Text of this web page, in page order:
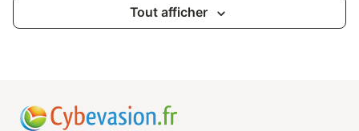
Tout afficher